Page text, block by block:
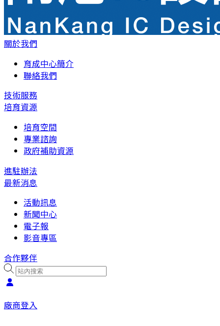
關於我們
育成中心簡介
聯絡我們
技術服務
培育資源
培育空間
專業諮詢
政府補助資源
進駐辦法
最新消息
活動訊息
新聞中心
電子報
影音專區
合作夥伴
廠商登入